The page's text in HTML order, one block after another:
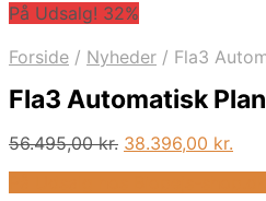
På Udsalg! 32%
Forside / Nyheder / Fla3
Fla3 Automatisk
56.495,00kr. Den
38.396,00 kr.